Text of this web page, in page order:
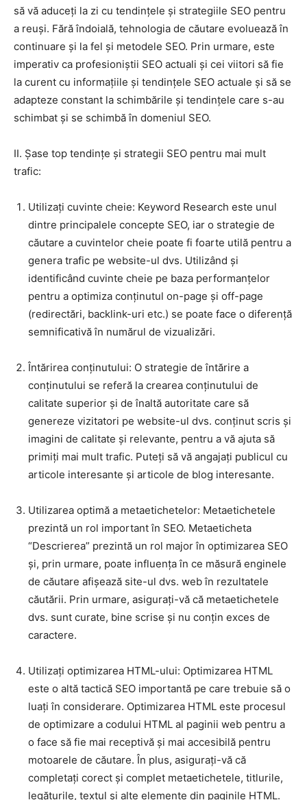
să vă aduceți la zi cu tendințele și strategiile SEO pentru
a reuși. Fără îndoială, tehnologia de căutare evoluează în
continuare și la fel și metodele SEO. Prin urmare, este
imperativ ca profesioniștii SEO actuali și cei viitori să fie
la curent cu informațiile și tendințele SEO actuale și să se
adapteze constant la schimbările și tendințele care s-au
schimbat și se schimbă în domeniul SEO.
II. Șase top tendințe și strategii SEO pentru mai mult
trafic:
Utilizați cuvinte cheie: Keyword Research este unul
dintre principalele concepte SEO, iar o strategie de
căutare a cuvintelor cheie poate fi foarte utilă pentru a
genera trafic pe website-ul dvs. Utilizând și
identificând cuvinte cheie pe baza performanțelor
pentru a optimiza conținutul on-page și off-page
(redirectări, backlink-uri etc.) se poate face o diferență
semnificativă în numărul de vizualizări.
Întărirea conținutului: O strategie de întărire a
conținutului se referă la crearea conținutului de
calitate superior și de înaltă autoritate care să
genereze vizitatori pe website-ul dvs. conținut scris și
imagini de calitate și relevante, pentru a vă ajuta să
primiți mai mult trafic. Puteți să vă angajați publicul cu
articole interesante și articole de blog interesante.
Utilizarea optimă a metaetichetelor: Metaetichetele
prezintă un rol important în SEO. Metaeticheta
“Descrierea” prezintă un rol major în optimizarea SEO
și, prin urmare, poate influența în ce măsură enginele
de căutare afișează site-ul dvs. web în rezultatele
căutării. Prin urmare, asigurați-vă că metaetichetele
dvs. sunt curate, bine scrise și nu conțin exces de
caractere.
Utilizați optimizarea HTML-ului: Optimizarea HTML
este o altă tactică SEO importantă pe care trebuie să o
luați în considerare. Optimizarea HTML este procesul
de optimizare a codului HTML al paginii web pentru a
o face să fie mai receptivă și mai accesibilă pentru
motoarele de căutare. În plus, asigurați-vă că
completați corect și complet metaetichetele, titlurile,
legăturile, textul și alte elemente din paginile HTML.